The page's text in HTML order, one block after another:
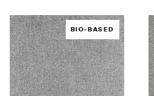
BIO-BASED